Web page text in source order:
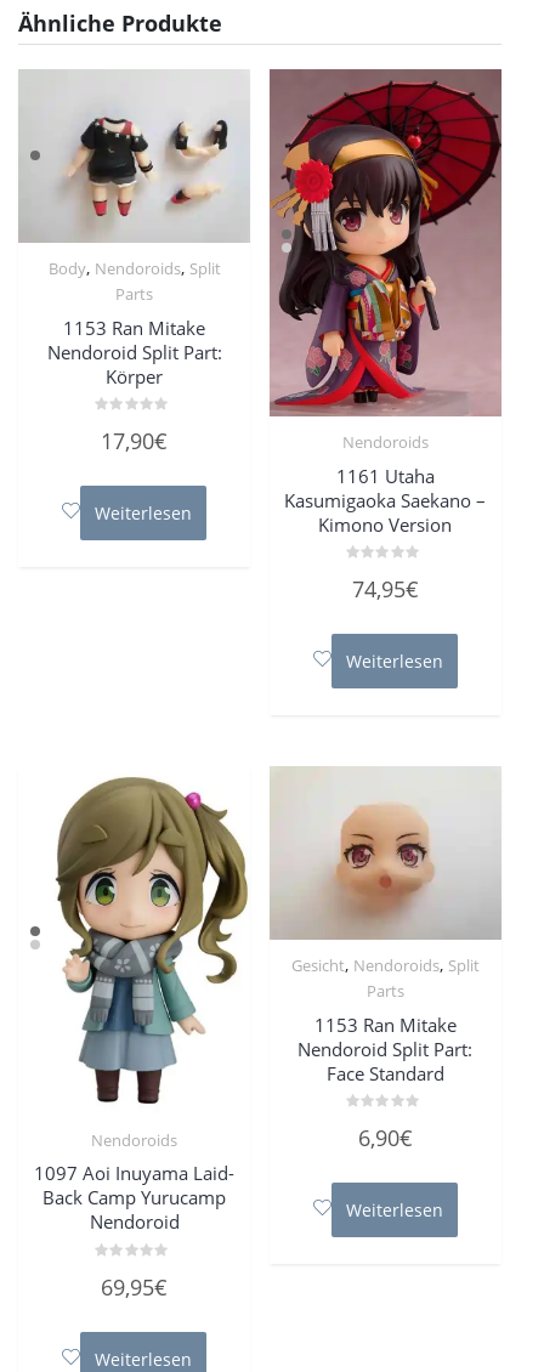
Ähnliche Produkte
Body, Nendoroids, Split
Parts
1153 Ran Mitake
Nendoroid Split Part:
Körper
mit
5
17,90€
Weiterlesen
Nendoroids
1161 Utaha
Kasumigaoka Saekano –
Kimono Version
mit
5
74,95€
Weiterlesen
Nendoroids
1097 Aoi Inuyama Laid-
Back Camp Yurucamp
Nendoroid
mit
5
69,95€
Weiterlesen
Gesicht, Nendoroids, Split
Parts
1153 Ran Mitake
Nendoroid Split Part:
Face Standard
mit
5
6,90€
Weiterlesen